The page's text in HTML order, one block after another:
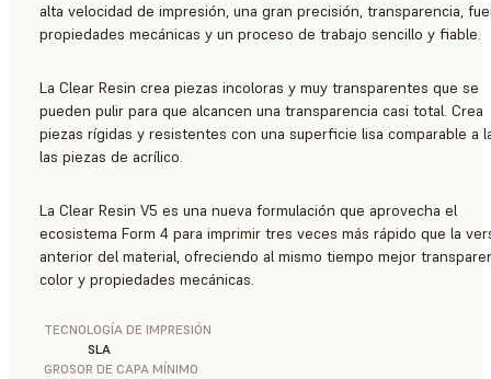
alta velocidad de impresión, una gran precisión, transparencia,
propiedades mecánicas y un proceso de trabajo sencillo y fiable.
La Clear Resin crea piezas incoloras y muy transparentes que se
pueden pulir para que alcancen una transparencia casi total. Crea
piezas rígidas y resistentes con una superficie lisa comparable a
las piezas de acrílico.
La Clear Resin V5 es una nueva formulación que aprovecha el
ecosistema Form 4 para imprimir tres veces más rápido que la
anterior del material, ofreciendo al mismo tiempo mejor
color y propiedades mecánicas.
TECNOLOGÍA DE IMPRESIÓN
SLA
GROSOR DE CAPA MÍNIMO